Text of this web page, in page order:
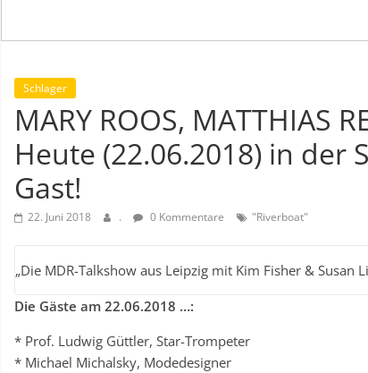
Schlager
MARY ROOS, MATTHIAS
Heute (22.06.2018) in der
Gast!
22. Juni 2018 . 0 Kommentare "Riverboat"
„Die MDR-Talkshow aus Leipzig mit Kim Fisher & Susan
Die Gäste am 22.06.2018 …:
* Prof. Ludwig Güttler, Star-Trompeter
* Michael Michalsky, Modedesigner